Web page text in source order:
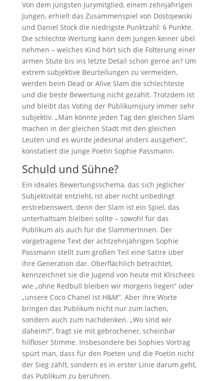
Von dem jüngsten Jurymitglied, einem zehnjährigen
Jungen, erhielt das Zusammenspiel von Dostojewski
und Daniel Stock die niedrigste Punktzahl: 6 Punkte.
Die schlechte Wertung kann dem Jungen keiner übel
nehmen – welches Kind hört sich die Folterung einer
armen Stute bis ins letzte Detail schon gerne an? Um
extrem subjektive Beurteilungen zu vermeiden,
werden beim Dead or Alive Slam die schlechteste
und die beste Bewertung nicht gezählt. Trotzdem ist
und bleibt das Voting der Publikumsjury immer sehr
subjektiv. „Man könnte jeden Tag den gleichen Slam
machen in der gleichen Stadt mit den gleichen
Leuten und es würde jedesmal anders ausgehen“,
konstatiert die junge Poetin Sophie Passmann.
Schuld und Sühne?
Ein ideales Bewertungsschema, das sich jeglicher
Subjektivität entzieht, ist aber nicht unbedingt
erstrebenswert, denn der Slam ist ein Spiel, das
unterhaltsam bleiben sollte – sowohl für das
Publikum als auch für die SlammerInnen. Der
vorgetragene Text der achtzehnjährigen Sophie
Passmann stellt zum großen Teil eine Satire über
ihre Generation dar. Oberflächlich betrachtet,
kennzeichnet sie die Jugend von heute mit Klischees
wie „ohne Redbull bleiben wir morgens liegen“ oder
„unsere Coco Chanel ist H&M“. Aber ihre Worte
bringen das Publikum nicht nur zum lachen,
sondern auch zum nachdenken. „Wo sind wir
daheim?“, fragt sie mit gebrochener, scheinbar
hilfloser Stimme. Insbesondere bei Sophies Vortrag
spürt man, dass für den Poeten und die Poetin nicht
der Sieg zählt, sondern es in erster Linie darum geht,
das Publikum zu berühren.